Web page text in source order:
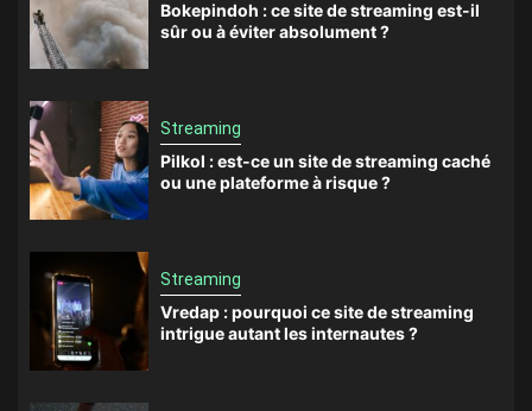
Bokepindoh : ce site de streaming est-il
sûr ou à éviter absolument ?
Streaming
Pilkol : est-ce un site de streaming caché
ou une plateforme à risque ?
Streaming
Vredap : pourquoi ce site de streaming
intrigue autant les internautes ?